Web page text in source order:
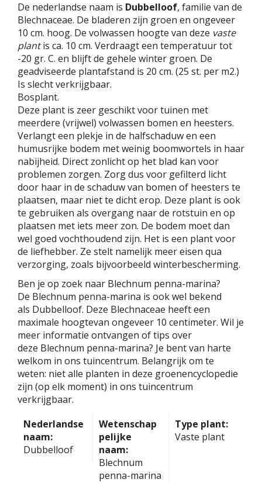
De nederlandse naam is Dubbelloof, familie van de
Blechnaceae. De bladeren zijn groen en ongeveer
10 cm. hoog. De volwassen hoogte van deze vaste
plantis ca. 10 cm. Verdraagt een temperatuur tot
-20 gr. C. en blijft de gehele winter groen. De
geadviseerde plantafstand is 20 cm. (25 st. per m2.)
Is slecht verkrijgbaar.
Bosplant.
Deze plant is zeer geschikt voor tuinen met
meerdere (vrijwel) volwassen bomen en heesters.
Verlangt een plekje in de halfschaduw en een
humusrijke bodem met weinig boomwortels in haar
nabijheid. Direct zonlicht op het blad kan voor
problemen zorgen. Zorg dus voor gefilterd licht
door haar in de schaduw van bomen of heesters te
plaatsen, maar niet te dicht erop. Deze plant is ook
te gebruiken als overgang naar de rotstuin en op
plaatsen met iets meer zon. De bodem moet dan
wel goed vochthoudend zijn. Het is een plant voor
de liefhebber. Ze stelt namelijk meer eisen qua
verzorging, zoals bijvoorbeeld winterbescherming.
Ben je op zoek naar Blechnum penna-marina?
De Blechnum penna-marina is ook wel bekend
als Dubbelloof. Deze Blechnaceae heeft een
maximale hoogtevan ongeveer 10 centimeter. Wil je
meer informatie ontvangen of tips over
deze Blechnum penna-marina? Je bent van harte
welkom in ons tuincentrum. Belangrijk om te
weten: niet alle planten in deze groenencyclopedie
zijn (op elk moment) in ons tuincentrum
verkrijgbaar.
Nederlandse
naam:
Dubbelloof
Wetenschap
pelijke
naam:
Blechnum
penna-marina
Type plant:
Vaste plant